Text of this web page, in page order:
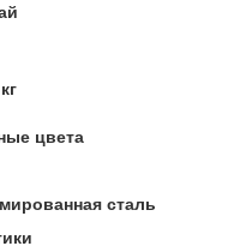
цвета
сталь